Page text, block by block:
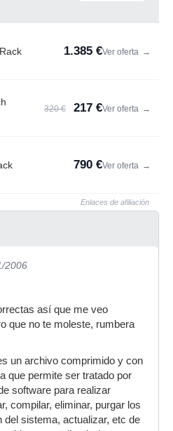
1.385 €Ver oferta →
320 € 217 €Ver oferta →
790 €Ver oferta →
Enlaces de afiliación
2006
así que me veo
que no te moleste, rumbera
un archivo comprimido y con
que permite ser tratado por
software para realizar
compilar, eliminar, purgar los
del sistema, actualizar, etc de